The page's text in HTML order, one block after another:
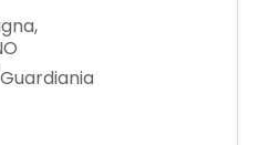
,